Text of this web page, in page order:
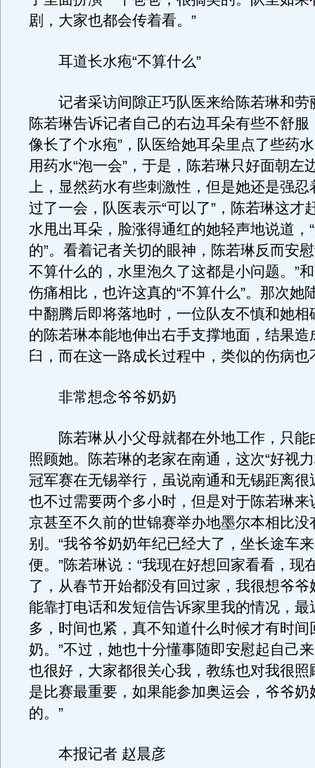
剧，大家也都会传着看。”
耳道长水疱“不算什么”
记者采访间隙正巧队医来给陈若琳和劳
陈若琳告诉记者自己的右边耳朵有些不舒服
像长了个水疱”，队医给她耳朵里点了些药
用药水“泡一会”，于是，陈若琳只好面朝左
上，显然药水有些刺激性，但是她还是强忍
过了一会，队医表示“可以了”，陈若琳这才
水甩出耳朵，脸涨得通红的她轻声地说道，
的”。看着记者关切的眼神，陈若琳反而安
不算什么的，水里泡久了这都是小问题。”
伤痛相比，也许这真的“不算什么”。那次她
中翻腾后即将落地时，一位队友不慎和她相
的陈若琳本能地伸出右手支撑地面，结果造
臼，而在这一路成长过程中，类似的伤病也
非常想念爷爷奶奶
陈若琳从小父母就都在外地工作，只能
照顾她。陈若琳的老家在南通，这次“好视
冠军赛在无锡举行，虽说南通和无锡距离很
也不过需要两个多小时，但是对于陈若琳来
京甚至不久前的世锦赛举办地墨尔本相比没
别。“我爷爷奶奶年纪已经大了，坐长途车
便。”陈若琳说：“我现在好想回家看看，现
了，从春节开始都没有回过家，我很想爷爷
能靠打电话和发短信告诉家里我的情况，最
多，时间也紧，真不知道什么时候才有时间
奶。”不过，她也十分懂事随即安慰起自己
也很好，大家都很关心我，教练也对我很照
是比赛最重要，如果能参加奥运会，爷爷奶
的。”
本报记者 赵晨彦